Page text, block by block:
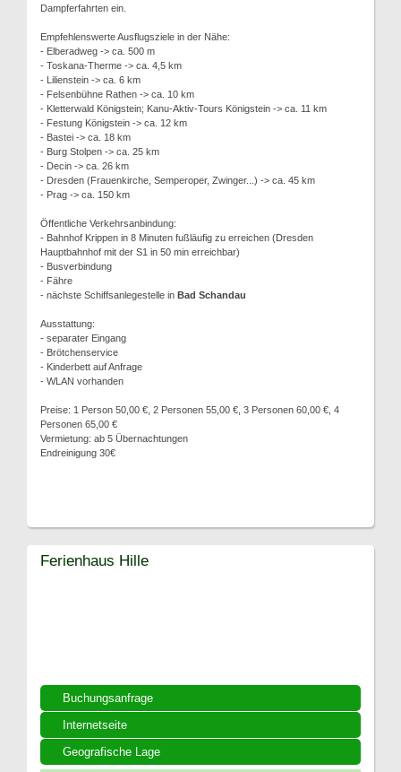
Dampferfahrten ein.
Empfehlenswerte Ausflugsziele in der Nähe:
- Elberadweg -> ca. 500 m
- Toskana-Therme -> ca. 4,5 km
- Lilienstein -> ca. 6 km
- Felsenbühne Rathen -> ca. 10 km
- Kletterwald Königstein; Kanu-Aktiv-Tours Königstein -> ca. 11 km
- Festung Königstein -> ca. 12 km
- Bastei -> ca. 18 km
- Burg Stolpen -> ca. 25 km
- Decin -> ca. 26 km
- Dresden (Frauenkirche, Semperoper, Zwinger...) -> ca. 45 km
- Prag -> ca. 150 km
Öffentliche Verkehrsanbindung:
- Bahnhof Krippen in 8 Minuten fußläufig zu erreichen (Dresden
Hauptbahnhof mit der S1 in 50 min erreichbar)
- Busverbindung
- Fähre
- nächste Schiffsanlegestelle in Bad Schandau
Ausstattung:
- separater Eingang
- Brötchenservice
- Kinderbett auf Anfrage
- WLAN vorhanden
Preise: 1 Person 50,00 €, 2 Personen 55,00 €, 3 Personen 60,00 €, 4
Personen 65,00 €
Vermietung: ab 5 Übernachtungen
Endreinigung 30€
Buchungsanfrage
Internetseite
Geografische Lage
Ferienhaus Hille